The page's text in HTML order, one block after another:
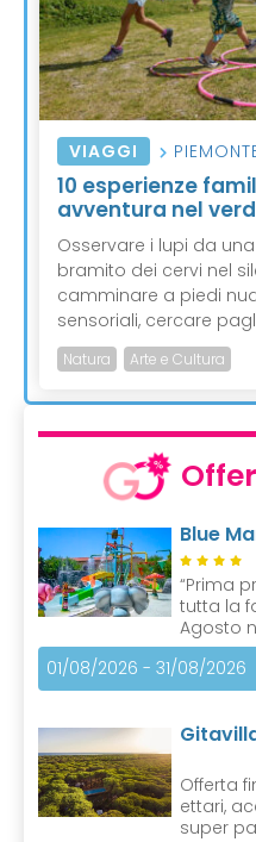
VIAGGI
10 esperienze
avventura nel
Osservare i lupi da
bramito dei cervi nel
camminare a piedi
sensoriali, cercare
Natura Arte e Cultura
Blue
“Prima
tutta la
Agosto
01/08/2026 - 31/08/2026
Offerta
ettari,
super